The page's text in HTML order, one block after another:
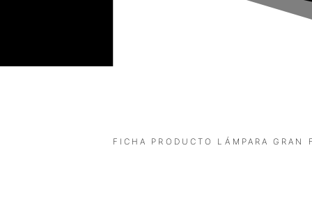
FICHA PRODUCTO LÁMPARA GRAN